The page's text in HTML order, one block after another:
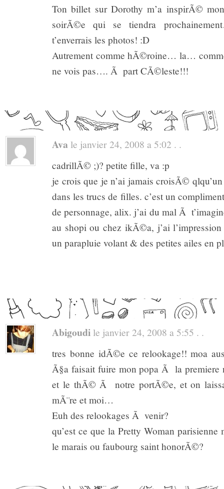
Ton billet sur Dorothy m’a inspirÃ©
soirÃ©e qui se tiendra
t’enverrais les photos! :D
Autrement comme hÃ©roine… la…
ne vois pas…. Ã part CÃ©leste!!!
Ava le janvier 24, 2008 a 5:02 . .
cadrillÃ© ;)? petite fille, va :p
je crois que je n’ai jamais croisÃ©
dans les trucs de filles. c’est un
de personnage, alix. j’ai du mal Ã
au shopi ou chez ikÃ©a, j’ai
un parapluie volant & des petites ailes en
Abigoudi le janvier 24, 2008 a 5:55 . .
tres bonne idÃ©e ce relookage!! moa
Ã§a faisait fuire mon popa Ã la premiere
et le thÃ© Ã notre portÃ©e, et on
mÃ¨re et moi…
Euh des relookages Ã venir?
qu’est ce que la Pretty Woman parisienne
le marais ou faubourg saint honorÃ©?